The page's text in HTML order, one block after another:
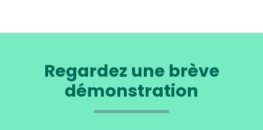
Regardez une brève
démonstration